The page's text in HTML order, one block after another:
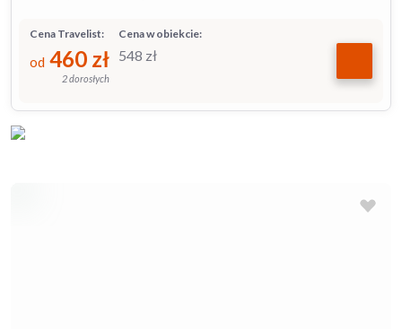
Cena w obiekcie:
548 zł
Cena Travelist:
od 460 zł
2 dorosłych